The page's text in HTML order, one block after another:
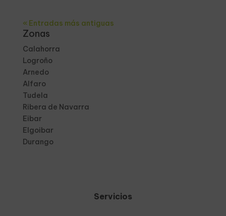
« Entradas más antiguas
Zonas
Calahorra
Logroño
Arnedo
Alfaro
Tudela
Ribera de Navarra
Eibar
Elgoibar
Durango
Servicios